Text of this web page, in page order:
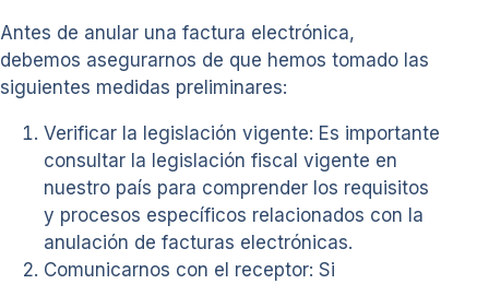
Antes de anular una factura electrónica,
debemos asegurarnos de que hemos tomado las
siguientes medidas preliminares:
Verificar la legislación vigente: Es importante
consultar la legislación fiscal vigente en
nuestro país para comprender los requisitos
y procesos específicos relacionados con la
anulación de facturas electrónicas.
Comunicarnos con el receptor: Si